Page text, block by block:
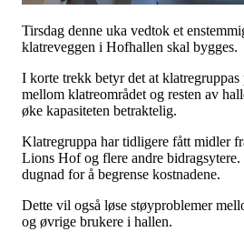
Tirsdag denne uka vedtok et
klatreveggen i Hofhallen skal bygges.
I korte trekk betyr det at klatregruppas
mellom klatreområdet og resten av
øke kapasiteten betraktelig.
Klatregruppa har tidligere fått midler
Lions Hof og flere andre
dugnad for å begrense kostnadene.
Dette vil også løse støyproblemer
og øvrige brukere i hallen.